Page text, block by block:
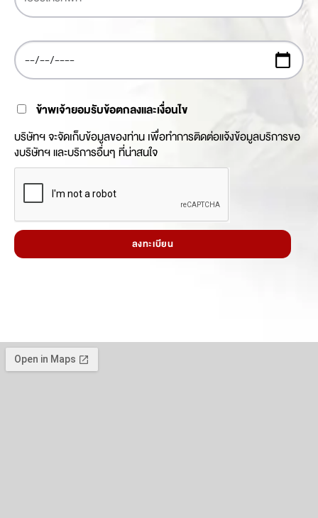
ข้าพเจ้ายอมรับข้อตกลงและเงื่อนไข
บริษัทฯ จะจัดเก็บข้อมูลของท่าน เพื่อทำการติดต่อแจ้งข้อมูลบริการขอ
งบริษัทฯ และบริการอื่นๆ ที่น่าสนใจ
ลงทะเบียน